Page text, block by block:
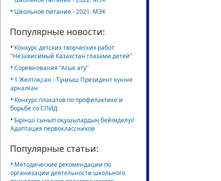
• Школьное питание - 2021. МЭК
Популярные новости:
• Конкурс детских творческих работ
"Независимый Казахстан глазами детей"
•Соревнования "Асык ату"
• 1 Желтоқсан - Тұңғыш Президент күніне
арналған
• Конкурс плакатов по профилактике и
борьбе со СПИД
• Бірінші сынып оқушылардың бейімделуі/
Адаптация первоклассников
Популярные статьи:
• Методические рекомендации по
организации деятельности школьного